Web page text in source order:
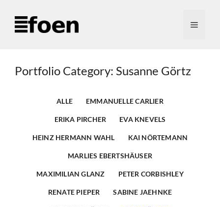
Inhalt
springen
Menü
Portfolio Category: Susanne Görtz
ALLE EMMANUELLE CARLIER
ERIKA PIRCHER EVA KNEVELS
HEINZ HERMANN WAHL KAI NÖRTEMANN
MARLIES EBERTSHÄUSER
MAXIMILIAN GLANZ PETER CORBISHLEY
RENATE PIEPER SABINE JAEHNKE